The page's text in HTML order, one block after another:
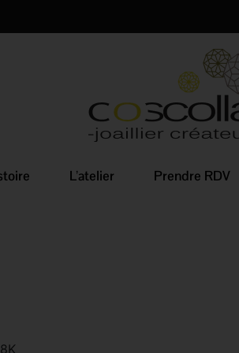
L’atelier Prendre RDV